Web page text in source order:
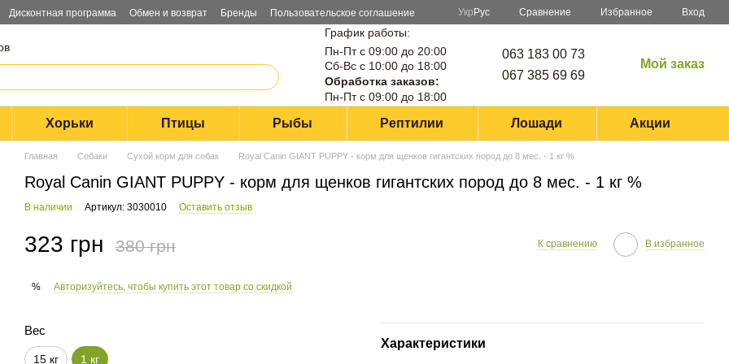
Дисконтная программа Обмен и возврат Бренды
Пользовательское соглашение
Укр Рус Сравнение Избранное Вход
График работы:
Пн-Пт с 09:00 до 20:00
Сб-Вс с 10:00 до 18:00
Обработка заказов:
Пн-Пт с 09:00 до 18:00
063 183 00 73
067 385 69 69
Мой заказ
Хорьки Птицы Рыбы Рептилии Лошади Акции
Главная Собаки Сухой корм для собак Royal Canin GIANT PUPPY - корм для щенков гигантских пород до 8 мес. - 1 кг %
Royal Canin GIANT PUPPY - корм для щенков гигантских пород до 8 мес. - 1 кг %
В наличии Артикул: 3030010 Оставить отзыв
323 грн 380 грн К сравнению В избранное
% Авторизуйтесь, чтобы купить этот товар со скидкой
Вес
15 кг 1 кг
Характеристики